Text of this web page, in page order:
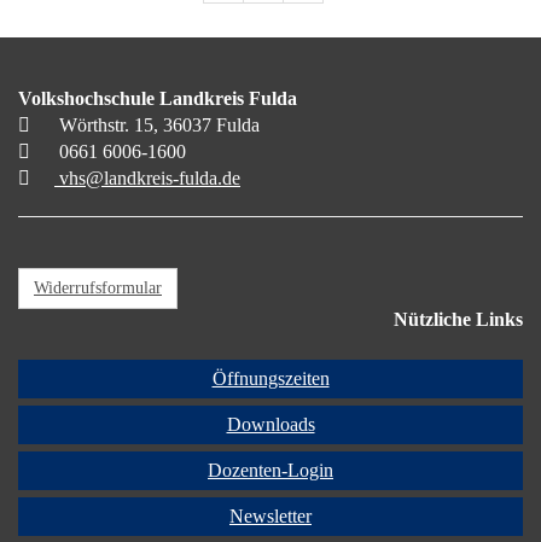
Volkshochschule Landkreis Fulda
Wörthstr. 15, 36037 Fulda
0661 6006-1600
vhs@landkreis-fulda.de
Widerrufsformular
Nützliche Links
Öffnungszeiten
Downloads
Dozenten-Login
Newsletter